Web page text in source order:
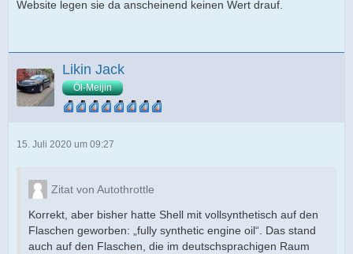
Website legen sie da anscheinend keinen Wert drauf.
Likin Jack
Öl-Meijin
15. Juli 2020 um 09:27
Zitat von Autothrottle
Korrekt, aber bisher hatte Shell mit vollsynthetisch auf den
Flaschen geworben: „fully synthetic engine oil“. Das stand
auch auf den Flaschen, die im deutschsprachigen Raum